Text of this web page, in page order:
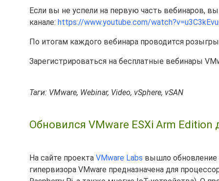
Если вы не успели на первую часть вебинаров,
канале: https://www.youtube.com/
По итогам каждого вебинара проводится
Зарегистрироваться на бесплатные вебинары
Таги: VMware, Webinar, Video, vSphere, vSAN
Обновился VMware ESXi Arm Edition
На сайте проекта VMware Labs вышло обновление
гипервизора VMware предназначена для